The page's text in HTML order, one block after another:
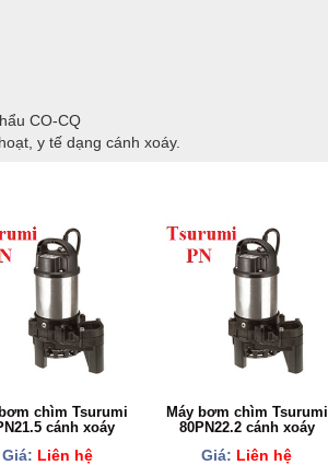
CO-CQ
y tế dạng cánh xoáy.
chìm Tsurumi
cánh xoáy
Giá: Liên hệ
Máy bơm chìm Tsurumi
80PN22.2 cánh xoáy
Giá: Liên hệ